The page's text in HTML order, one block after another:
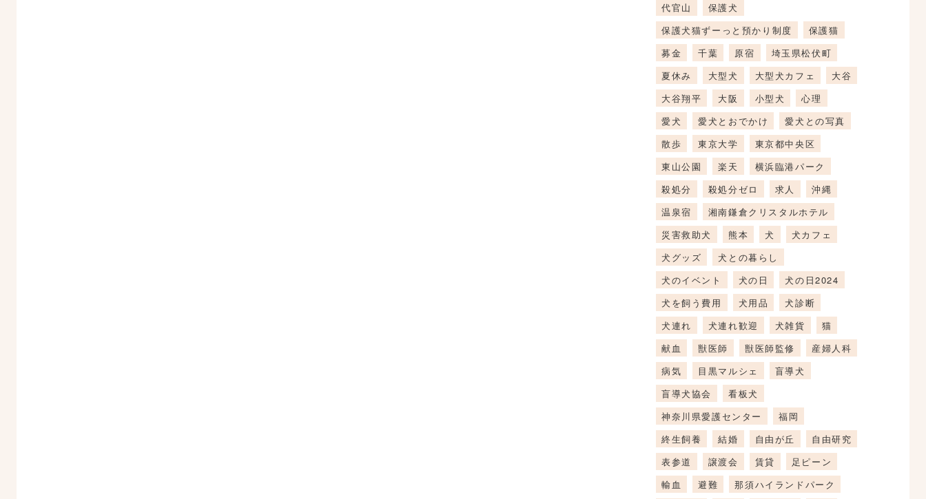
代官山
保護犬
保護犬猫ずーっと預かり制度
保護猫
募金
千葉 原宿
埼玉県松伏町
夏休み
大型犬 大型犬カフェ
大谷
大谷翔平
大阪 小型犬
心理
愛犬
愛犬とおでかけ
愛犬との写真
散歩
東京大学
東京都中央区
東山公園
楽天
横浜臨港パーク
殺処分
殺処分ゼロ 求人
沖縄
温泉宿
湘南鎌倉クリスタルホテル
災害救助犬
熊本 犬
犬カフェ
犬グッズ
犬との暮らし
犬のイベント
犬の日
犬の日2024
犬を飼う費用
犬用品
犬診断
犬連れ
犬連れ歓迎 犬雑貨
猫
献血
獣医師 獣医師監修
産婦人科
病気
目黒マルシェ
盲導犬
盲導犬協会
看板犬
神奈川県愛護センター
福岡
終生飼養
結婚 自由が丘
自由研究
表参道
譲渡会 賃貸
足ピーン
輸血
避難 那須ハイランドパーク